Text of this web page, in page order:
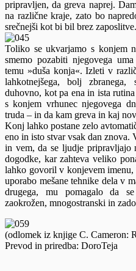
pripravljen, da greva naprej.
na različne kraje, zato bo
srečnejši kot bi bil brez zaposlitve.
Toliko se ukvarjamo s konjem
smemo pozabiti njegovega
temu »duša konja«. Izleti v
lahkotnejšega, bolj zbranega,
duhovno, kot pa ena in ista
s konjem vrhunec njegovega
truda – in da kam greva in kaj
Konj lahko postane zelo
eno in isto stvar vsak dan znova.
in vem, da se ljudje pripravljajo
dogodke, kar zahteva veliko
lahko govoril v konjevem
uporabo mešane tehnike dela v
drugega, mu pomagalo da
zaokrožen, mnogostranski in
(odlomek iz knjige C. Cameron:
Prevod in priredba: DoroTeja